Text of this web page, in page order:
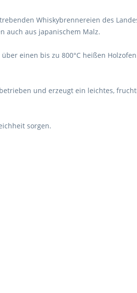
Whiskybrennereien des
auch aus japanischem Malz.
einen bis zu 800°C heißen
und erzeugt ein leichtes,
sorgen.